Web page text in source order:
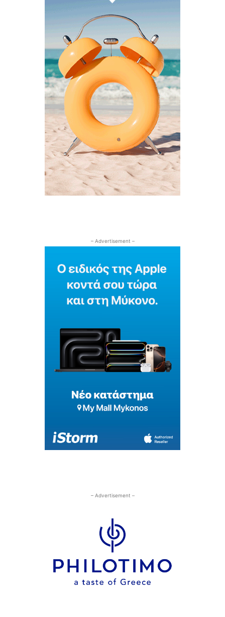
– Advertisement –
– Advertisement –